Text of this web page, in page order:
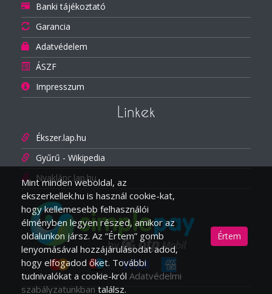
Banki tájékoztató
Garancia
Adatvédelem
ÁSZF
Impresszum
Linkek
Ékszer.lap.hu
Gyűrű - Wikipedia
Nyaklánc.lap.hu
Mint minden weboldal, az
ekszerkellek.hu is használ cookie-kat,
hogy kellemesebb felhasználói
élményben legyen részed, amikor az
oldalunkon jársz. Az “Értem” gomb
lenyomásával hozzájárulásodat adod,
hogy elfogadod őket. További
tudnivalókat a cookie-król Adatvédelmi
szabályzatunkban találsz.
Értem